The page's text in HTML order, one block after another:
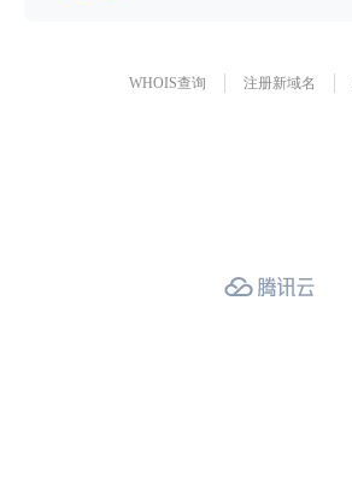
WHOIS查询 注册新域名